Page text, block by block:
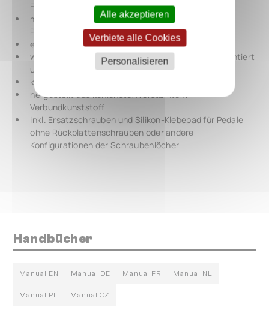
Alle akzeptieren
Verbiete alle Cookies
Personalisieren
FullDrive 3 Pedals
montiert Effektpedale sicher auf RockBoard
Pedalboards
ersetzt umständliches Klettband
wird auf vorhandenen Effektpedal-Rückplatten montiert
und ist rückstandsfrei abnehmbar
keine dauerhaften Modifikationen erforderlich
hergestellt aus kohlenstoffverstärktem
Verbundkunststoff
inkl. Ersatzschrauben und Silikon-Klebepad für Pedale
ohne Rückplattenschrauben oder andere
Konfigurationen der Schraubenlöcher
Handbücher
Manual EN Manual DE Manual FR Manual NL
Manual PL Manual CZ